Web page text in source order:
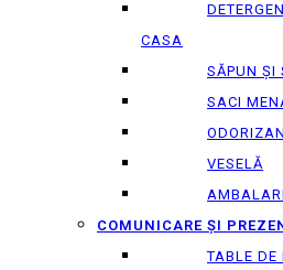
CASA
SĂPUN ȘI
SACI
VESELĂ
COMUNICARE ȘI
TABLE DE